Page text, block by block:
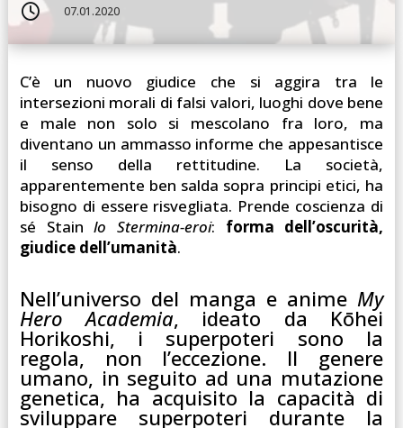
 07.01.2020
C’è un nuovo giudice che si aggira tra le
intersezioni morali di falsi valori, luoghi dove bene
e male non solo si mescolano fra loro, ma
diventano un ammasso informe che appesantisce
il senso della rettitudine. La società,
apparentemente ben salda sopra principi etici, ha
bisogno di essere risvegliata. Prende coscienza di
sé Stainlo Stermina-eroi: forma dell’oscurità,
giudice dell’umanità.
Nell’universo del manga e anime My
Hero Academia, ideato da Kōhei
Horikoshi, i superpoteri sono la
regola, non l’eccezione. Il genere
umano, in seguito ad una mutazione
genetica, ha acquisito la capacità di
sviluppare superpoteri durante la